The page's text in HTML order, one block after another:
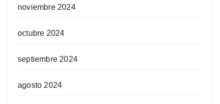
noviembre 2024
octubre 2024
septiembre 2024
agosto 2024